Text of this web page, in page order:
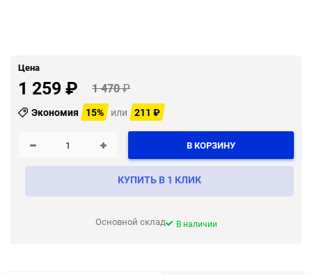
Цена
1 259 ₽ 1 470₽
Экономия 15% или 211 ₽
В КОРЗИНУ
КУПИТЬ В 1 КЛИК
Основной склад В наличии